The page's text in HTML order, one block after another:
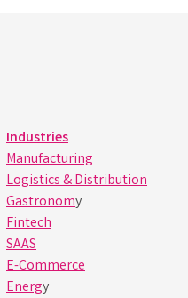
Industries
Manufacturing
Logistics & Distribution
Gastronomy
Fintech
SAAS
E-Commerce
Energy